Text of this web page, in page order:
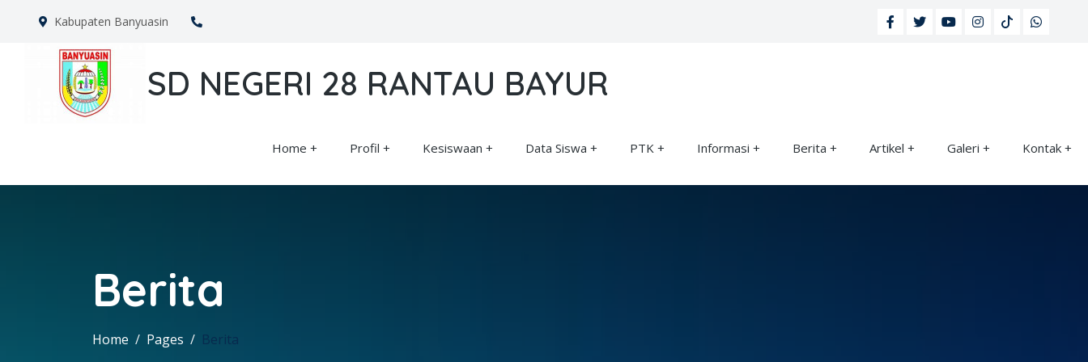
Kabupaten Banyuasin
SD NEGERI 28 RANTAU BAYUR
Home Profil Kesiswaan Data Siswa PTK Informasi Berita Artikel Galeri Kontak
Berita
Home Pages Berita